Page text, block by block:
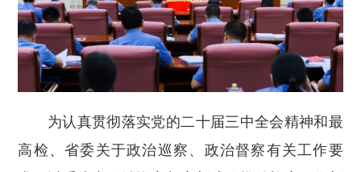
为认真贯彻落实党的二十届三中全会精神和最
高检、省委关于政治巡察、政治督察有关工作要